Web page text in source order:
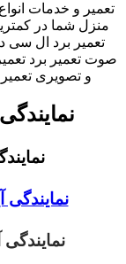
تعمیر و خدمات
منزل شما در
تعمیر برد ال سی
صوت تعمیر برد
و تصویری
نمایندگی